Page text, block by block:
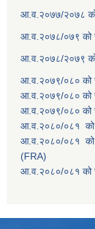
आ.व.२०७७/२०७८ को
आ.व.२०७८/०७९ को
आ.व.२०७८/२०७९ को
आ.व.२०७९/०८० को
आ.व.२०७९/०८० को
आ.व.२०७९/०८० को
आ.व.२०८०/०८१ को
आ.व.२०८०/०८१ को
(FRA)
आ.व.२०८०/०८१ को